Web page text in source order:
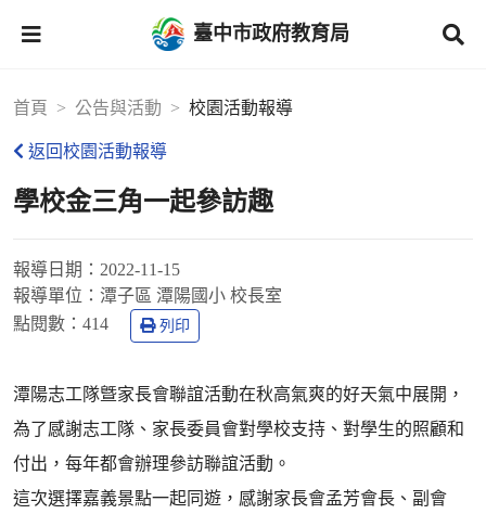
臺中市政府教育局
首頁 公告與活動 校園活動報導
返回校園活動報導
學校金三角一起參訪趣
報導日期： 2022-11-15
報導單位： 潭子區 潭陽國小 校長室
點閱數： 414 列印
潭陽志工隊曁家長會聯誼活動在秋高氣爽的好天氣中展開，
為了感謝志工隊、家長委員會對學校支持、對學生的照顧和
付出，每年都會辦理參訪聯誼活動。
這次選擇嘉義景點一起同遊，感謝家長會孟芳會長、副會